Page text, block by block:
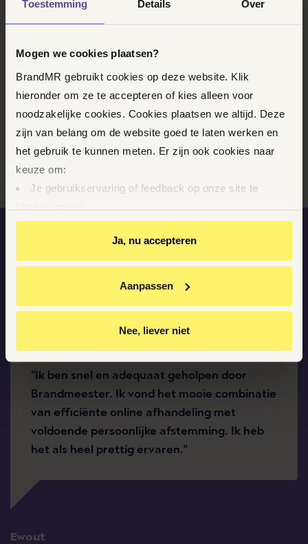
Toestemming Details Over
Mogen we cookies plaatsen?
BrandMR gebruikt cookies op deze website. Klik
hieronder om ze te accepteren of kies alleen voor
noodzakelijke cookies. Cookies plaatsen we altijd. Deze
zijn van belang om de website goed te laten werken en
het gebruik te kunnen meten. Er zijn ook cookies naar
keuze om:
Je gebruikservaring of feedback op onze site te
Op basis van je gedrag je relevantere informatie op
onze website en via e-mails te kunnen geven
Youtube-video’s te kunnen bekijken
Relevante aanbiedingen van BrandMR op andere sites
Door op ‘Ja, nu accepteren’ te klikken ga je akkoord met
het plaatsen van deze cookies.
Ja, nu accepteren
Aanpassen
Nee, liever niet
gesprek waarin ik de kansen van een
cliënt op begrijpelijke wijze uiteenzet."
Arthur Overweel
WAT KLANTEN ZEGGEN OVER
BRANDMEESTER
"Ik ben snel en adequaat geholpen door
Brandmeester. Ik vond het mooie combinatie
van efficiënte online afhandeling met
voldoende persoonlijke afstemming. Ik heb
het als heel prettig ervaren."
Ewout